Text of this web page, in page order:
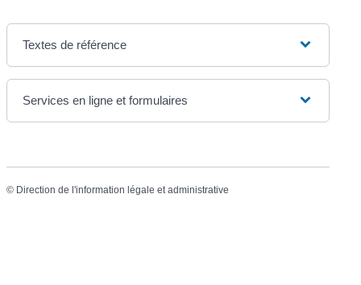
Textes de référence
Services en ligne et formulaires
© Direction de l'information légale et administrative